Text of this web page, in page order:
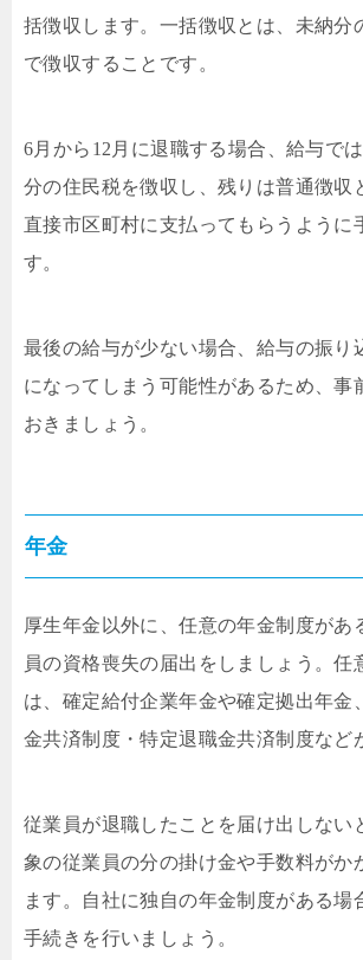
括徴収します。一括徴収とは、未納分
で徴収することです。
6月から12月に退職する場合、給与で
分の住民税を徴収し、残りは普通徴収
直接市区町村に支払ってもらうように
す。
最後の給与が少ない場合、給与の振り
になってしまう可能性があるため、事
おきましょう。
年金
厚生年金以外に、任意の年金制度があ
員の資格喪失の届出をしましょう。任
は、確定給付企業年金や確定拠出年金
金共済制度・特定退職金共済制度など
従業員が退職したことを届け出しない
象の従業員の分の掛け金や手数料がか
ます。自社に独自の年金制度がある場
手続きを行いましょう。